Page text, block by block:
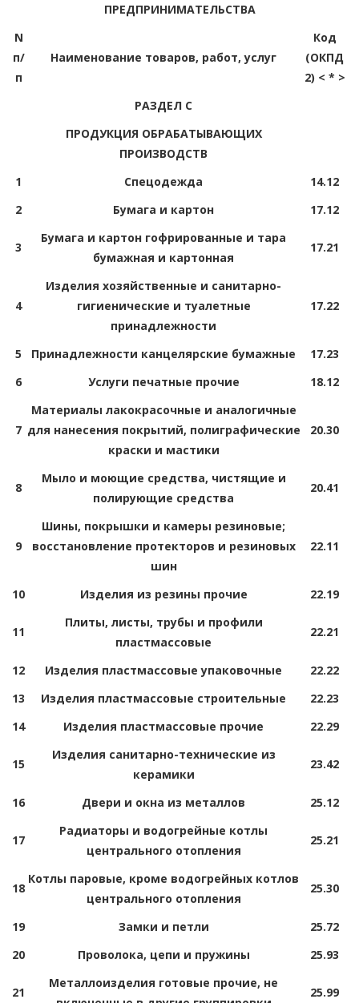
ПРЕДПРИНИМАТЕЛЬСТВА
N
п/
п
Наименование товаров, работ, услуг
Код
(ОКПД
2) < * >
РАЗДЕЛ C
ПРОДУКЦИЯ ОБРАБАТЫВАЮЩИХ
ПРОИЗВОДСТВ
1
Спецодежда
14.12
2
Бумага и картон 17.12
3
Бумага и картон гофрированные и тара
бумажная и картонная
17.21
4
Изделия хозяйственные и санитарно-
гигиенические и туалетные
принадлежности
17.22
5 Принадлежности канцелярские бумажные
17.23
6
Услуги печатные прочие 18.12
7
Материалы лакокрасочные и аналогичные
для нанесения покрытий, полиграфические
краски и мастики
20.30
8
Мыло и моющие средства, чистящие и
полирующие средства
20.41
9
Шины, покрышки и камеры резиновые;
восстановление протекторов и резиновых
шин
22.11
10 Изделия из резины прочие 22.19
11
Плиты, листы, трубы и профили
пластмассовые
22.21
12 Изделия пластмассовые упаковочные
22.22
13
Изделия пластмассовые строительные
22.23
14
Изделия пластмассовые прочие 22.29
15
Изделия санитарно-технические из
керамики
23.42
16 Двери и окна из металлов 25.12
17
Радиаторы и водогрейные котлы
центрального отопления
25.21
18
Котлы паровые, кроме водогрейных котлов
центрального отопления
25.30
19 Замки и петли
25.72
20
Проволока, цепи и пружины 25.93
21
Металлоизделия готовые прочие, не
25.99